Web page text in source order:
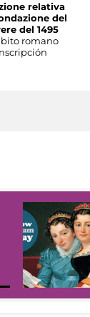
relativa
del
del 1495
romano